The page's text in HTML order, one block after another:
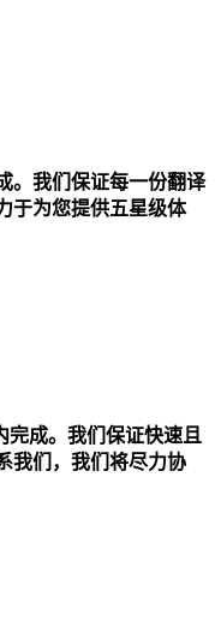
。我们保证每一份翻译
于为您提供五星级体
成。我们保证快速且
我们，我们将尽力协